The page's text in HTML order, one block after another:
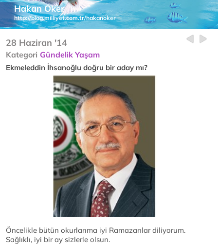
Hakan Oker
http://blog.milliyet.com.tr/hakanoker
28 Haziran '14
Kategori Gündelik Yaşam
Ekmeleddin İhsanoğlu doğru bir aday mı?
Öncelikle bütün okurlarıma iyi Ramazanlar diliyorum.
Sağlıklı, iyi bir ay sizlerle olsun.